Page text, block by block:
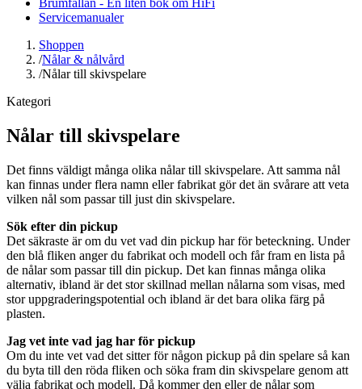
Servicemanualer
Shoppen
/Nålar & nålvård
/Nålar till skivspelare
Kategori
Nålar till skivspelare
Det finns väldigt många olika nålar till skivspelare. Att samma nål
kan finnas under flera namn eller fabrikat gör det än svårare att veta
vilken nål som passar till just din skivspelare.
Sök efter din pickup
Det säkraste är om du vet vad din pickup har för beteckning. Under
den blå fliken anger du fabrikat och modell och får fram en lista på
de nålar som passar till din pickup. Det kan finnas många olika
alternativ, ibland är det stor skillnad mellan nålarna som visas, med
stor uppgraderingspotential och ibland är det bara olika färg på
plasten.
Jag vet inte vad jag har för pickup
Om du inte vet vad det sitter för någon pickup på din spelare så kan
du byta till den röda fliken och söka fram din skivspelare genom att
välja fabrikat och modell. Då kommer den eller de nålar som